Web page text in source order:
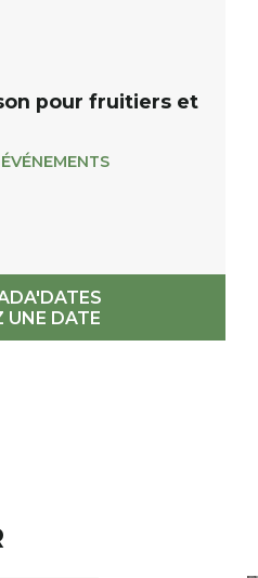
pour fruitiers et
UNE DATE